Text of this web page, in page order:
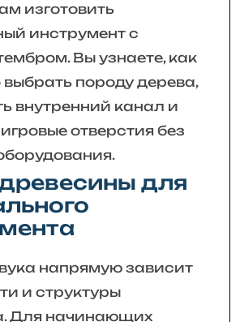
изготовить
инструмент с
Вы узнаете, как
породу дерева,
внутренний канал и
отверстия без
для
напрямую зависит
и структуры
Для начинающих